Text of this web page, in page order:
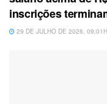
inscrições
29 DE JULHO DE 2026, 09:01H